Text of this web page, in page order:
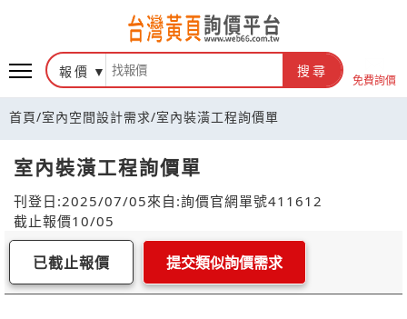
報價 搜尋
免費詢價
首頁/室內空間設計需求/室內裝潢工程詢價單
室內裝潢工程詢價單
刊登日:2025/07/05來自:詢價官網單號411612
截止報價10/05
已截止報價 提交類似詢價需求